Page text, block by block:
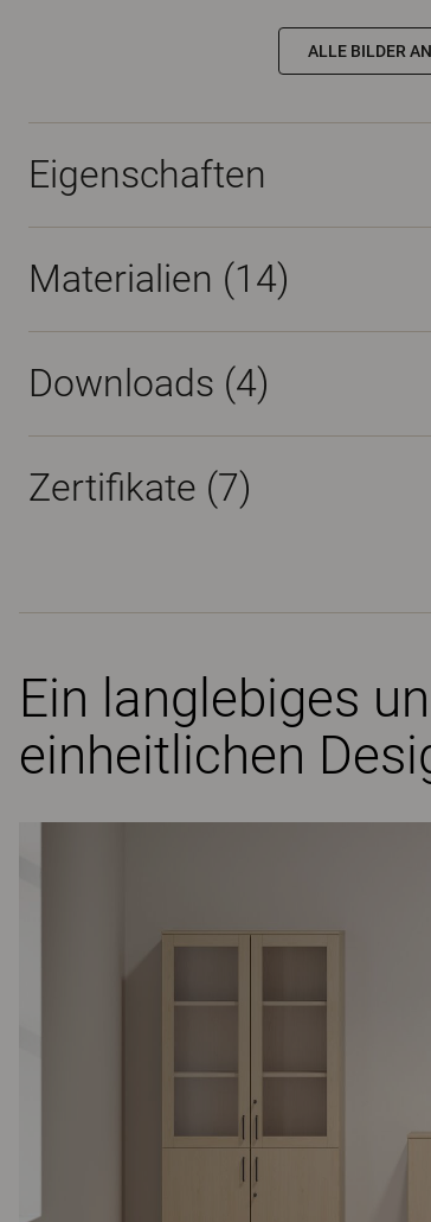
ALLE BILDER
Eigenschaften
Materialien (14)
Downloads (4)
Zertifikate (7)
Ein langlebiges
einheitlichen